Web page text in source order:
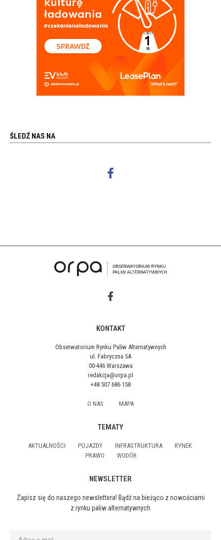
ŚLEDŹ NAS NA
KONTAKT
Obserwatorium Rynku Paliw Alternatywnych
ul. Fabryczna 5A
00-446 Warszawa
redakcja@orpa.pl
+48 507 686 158
O NAS MAPA
TEMATY
AKTUALNOŚCI POJAZDY INFRASTRUKTURA
RYNEK
PRAWO
WODÓR
NEWSLETTER
Zapisz się do naszego newslettera! Bądź na bieżąco z nowościami
z rynku paliw alternatywnych